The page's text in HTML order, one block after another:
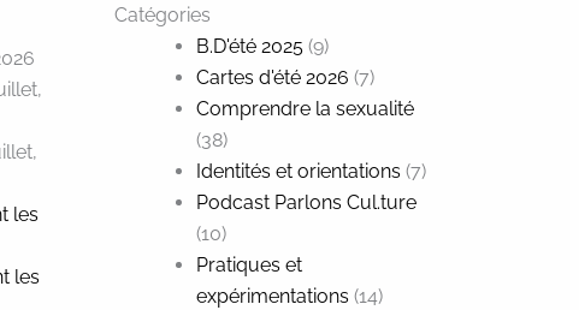
les
les
Catégories
B.D'été 2025 (9)
Cartes d'été 2026 (7)
Comprendre la sexualité
(38)
Identités et orientations (7)
Podcast Parlons Cul.ture
(10)
Pratiques et
expérimentations (14)